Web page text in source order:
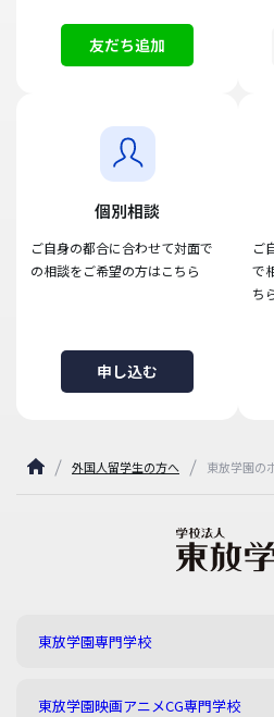
友だち追加
個別相談
ご自身の都合に合わせて対面で
の相談をご希望の方はこちら
申し込む
ご
で
ち
外国人留学生の方へ 東放学園の
東放学園専門学校
東放学園映画アニメCG専門学校